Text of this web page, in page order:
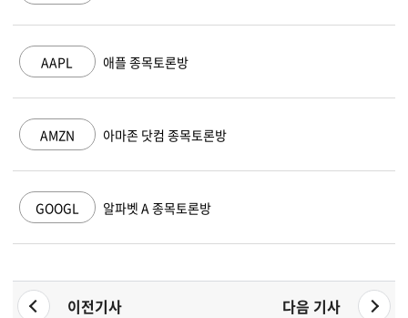
AAPL 애플 종목토론방
AMZN 아마존 닷컴 종목토론방
GOOGL 알파벳 A 종목토론방
이전기사 다음 기사